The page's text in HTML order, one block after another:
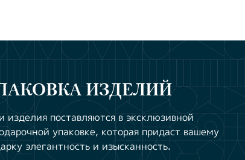
ИЗДЕЛИЙ
изделия поставляются в эксклюзивной
упаковке, которая придаст вашему
элегантность и изысканность.